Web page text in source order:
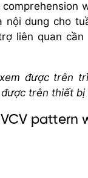
dung cho
liên quan
được trên
trên thiết bị
pattern